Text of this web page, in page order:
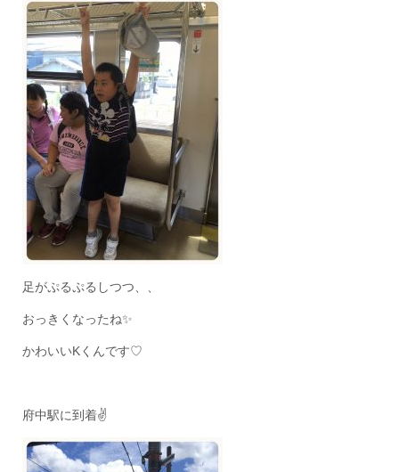
足がぷるぷるしつつ、、
おっきくなったね✨
かわいいKくんです♡
府中駅に到着✌